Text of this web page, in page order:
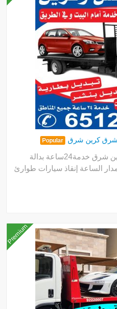
Popular
ونش شرق سطحة شرق كرين شرق خدمة24ساعة بدالة
الساعة إنقاذ سيارات طوارئ
Premium